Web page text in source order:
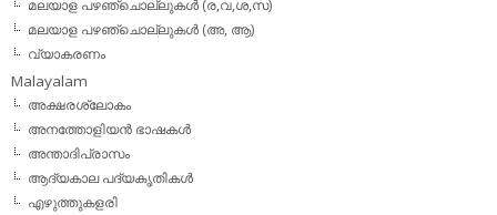
മലയാള പഴഞ്ചൊല്ലുകള്‍ (ര,വ,ശ,സ)
മലയാള പഴഞ്ചൊല്ലുകൾ (അ, ആ)
വ്യാകരണം
Malayalam
അക്ഷരശ്ലോകം
അനത്തോളിയന്‍ ഭാഷകള്‍
അന്താദിപ്രാസം
ആദ്യകാല പദ്യകൃതികള്‍
എഴുത്തുകളരി